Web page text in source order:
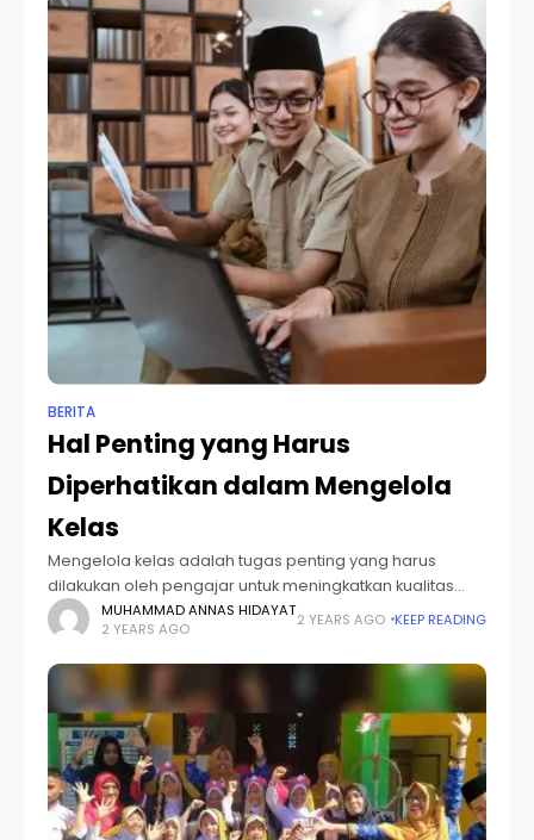
BERITA
Hal Penting yang Harus
Diperhatikan dalam Mengelola
Kelas
Mengelola kelas adalah tugas penting yang harus
dilakukan oleh pengajar untuk meningkatkan kualitas
dan kenyamanan proses belajar-mengajar bagi siswa.
Manajemen atau mengelola kelas yang baik juga
memungkinkan pengajar menyampaikan materi
MUHAMMAD ANNAS HIDAYAT
2 YEARS AGO
2 YEARS AGO KEEP READING